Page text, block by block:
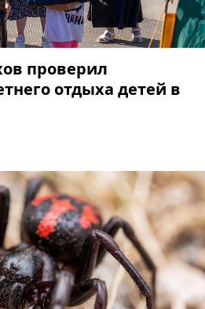
проверил
отдыха детей в